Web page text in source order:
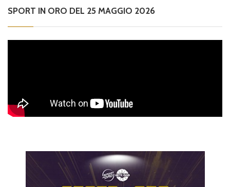
SPORT IN ORO DEL 25 MAGGIO 2026